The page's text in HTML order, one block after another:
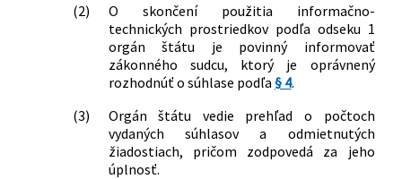
(2)
O skončení použitia informačno-
technických prostriedkov podľa odseku 1
orgán štátu je povinný informovať
zákonného sudcu, ktorý je oprávnený
rozhodnúť o súhlase podľa § 4.
(3)
Orgán štátu vedie prehľad o počtoch
vydaných súhlasov a odmietnutých
žiadostiach, pričom zodpovedá za jeho
úplnosť.